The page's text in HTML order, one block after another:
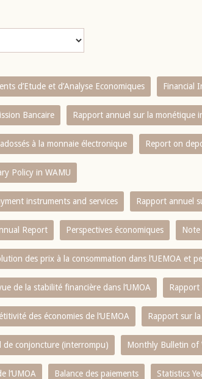
d’Etude et d’Analyse Economiques Financial
Bancaire Rapport annuel sur la monétique
à la monnaie électronique Report on
Policy in WAMU
instruments and services Rapport annuel
Report Perspectives économiques
des prix à la consommation dans l‘UEMOA et
de la stabilité financière dans l‘UMOA Rapport
des économies de l‘UEMOA Rapport sur
de conjoncture (interrompu) Monthly Bulletin of
l‘UMOA Balance des paiements Statistics